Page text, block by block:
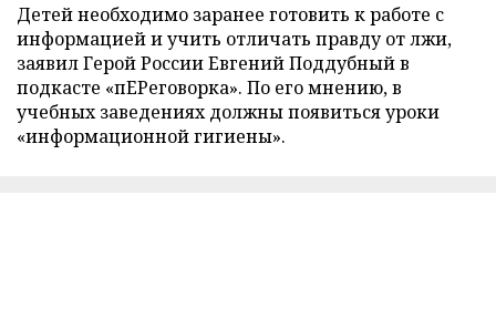
Детей необходимо заранее готовить к работе с
информацией и учить отличать правду от лжи,
заявил Герой России Евгений Поддубный в
подкасте «пЕРеговорка». По его мнению, в
учебных заведениях должны появиться уроки
«информационной гигиены».